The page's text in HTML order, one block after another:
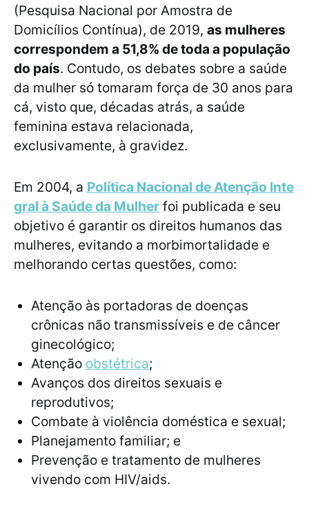
(Pesquisa Nacional por Amostra de
Domicílios Contínua), de 2019, as mulheres
correspondem a 51,8% de toda a população
do país. Contudo, os debates sobre a saúde
da mulher só tomaram força de 30 anos para
cá, visto que, décadas atrás, a saúde
feminina estava relacionada,
exclusivamente, à gravidez.
Em 2004, a Política Nacional de Atenção Inte
gral à Saúde da Mulher foi publicada e seu
objetivo é garantir os direitos humanos das
mulheres, evitando a morbimortalidade e
melhorando certas questões, como:
Atenção às portadoras de doenças
crônicas não transmissíveis e de câncer
ginecológico;
Atenção obstétrica;
Avanços dos direitos sexuais e
reprodutivos;
Combate à violência doméstica e sexual;
Planejamento familiar; e
Prevenção e tratamento de mulheres
vivendo com HIV/aids.